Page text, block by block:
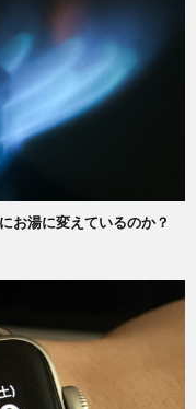
お湯に変えているのか？